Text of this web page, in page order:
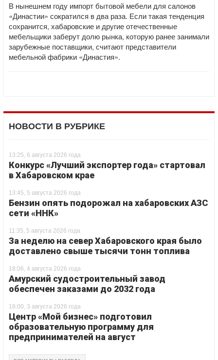
В нынешнем году импорт бытовой мебели для салонов
«Династии» сократился в два раза. Если такая тенденция
сохранится, хабаровские и другие отечественные
мебельщики заберут долю рынка, которую ранее занимали
зарубежные поставщики, считают представители
мебельной фабрики «Династия».
НОВОСТИ В РУБРИКЕ
13:25, 6 августа 2026 года
Конкурс «Лучший экспортер года» стартовал
в Хабаровском крае
13:45, 5 августа 2026 года
Бензин опять подорожал на хабаровских АЗС
сети «ННК»
11:35, 5 августа 2026 года
За неделю на север Хабаровского края было
доставлено свыше тысячи тонн топлива
18:06, 4 августа 2026 года
Амурский судостроительный завод
обеспечен заказами до 2032 года
18:00, 3 августа 2026 года
Центр «Мой бизнес» подготовил
образовательную программу для
предпринимателей на август